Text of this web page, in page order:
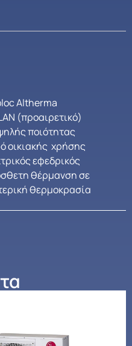
Altherma
(προαιρετικό)
ποιότητας
οικιακής χρήσης
εφεδρικός
θέρμανση σε
θερμοκρασία